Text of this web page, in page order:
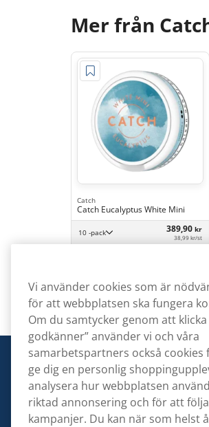
Mer från
Catch
Catch Eucalyptus White Mini
10 -pack 389,90 kr
38,99 kr/st
Denna tobaksprodukt
hälsan och är
för personer under 18 år.
Vi använder cookies som är
för att webbplatsen ska fungera
Om du samtycker genom att klicka
godkänner” använder vi och våra
samarbetspartners också cookies
ge dig en personlig
analysera hur webbplatsen
riktad annonsering och för att
kampanjer. Du kan när som helst